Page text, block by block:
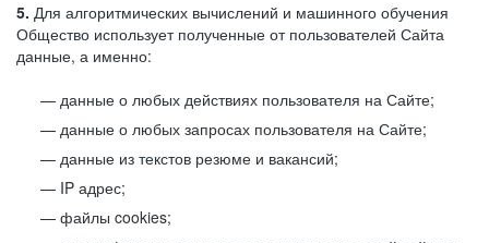
5. Для алгоритмических вычислений и машинного обучения
Общество использует полученные от пользователей Сайта
данные, а именно:
данные о любых действиях пользователя на Сайте;
данные о любых запросах пользователя на Сайте;
данные из текстов резюме и вакансий;
IP адрес;
файлы cookies;